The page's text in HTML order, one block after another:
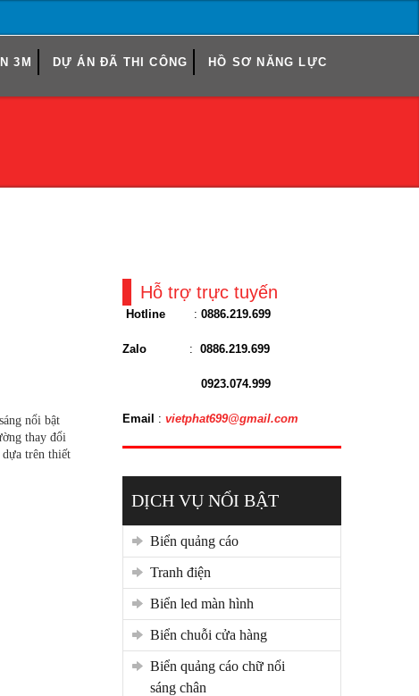
3M DỰ ÁN ĐÃ THI CÔNG HỒ SƠ NĂNG LỰC
nổi bật
thay đổi
dựa trên thiết
Hỗ trợ trực tuyến
Hotline : 0886.219.699
Zalo : 0886.219.699
0923.074.999
Email : vietphat699@gmail.com
DỊCH VỤ NỔI BẬT
biển quảng cáo
tranh điện
biển led màn hình
biển chuỗi cửa hàng
biển quảng cáo chữ nổi
sáng chân